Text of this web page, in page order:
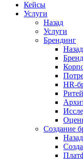
Кейсы
Услуги
Назад
Услуги
Брендинг
Назад
НR-
Создание
Назад